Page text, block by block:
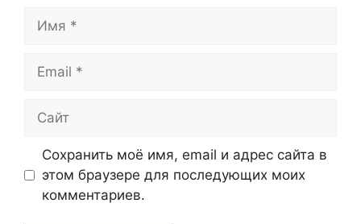
Имя
Email
Сайт
Сохранить моё имя, email и адрес сайта в
этом браузере для последующих моих
комментариев.